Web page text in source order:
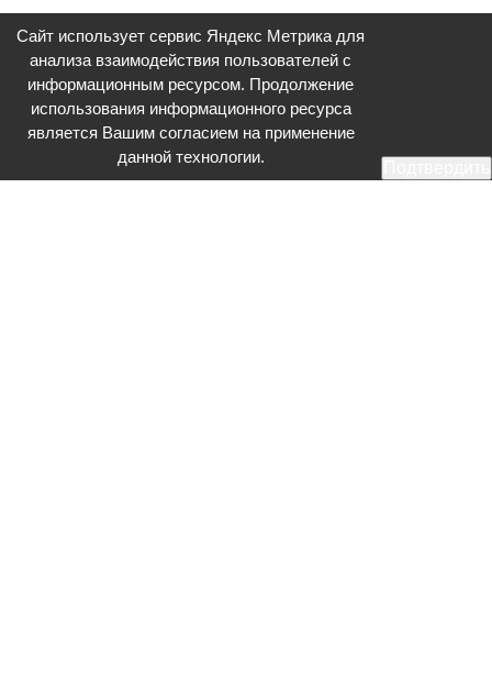
Сайт использует сервис Яндекс Метрика для
анализа взаимодействия пользователей с
информационным ресурсом. Продолжение
использования информационного ресурса
является Вашим согласием на применение
данной технологии.